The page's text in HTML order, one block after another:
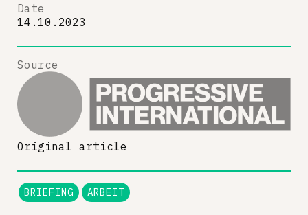
Date
14.10.2023
Source
Original article
BRIEFING ARBEIT